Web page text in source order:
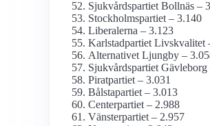
Sjukvårdspartiet Bollnäs –
Stockholmspartiet – 3.140
Liberalerna – 3.123
Karlstadpartiet Livskvalitet
Alternativet Ljungby –
Sjukvårds­partiet
Piratpartiet – 3.031
Bålstapartiet – 3.013
Centerpartiet – 2.988
Vänsterpartiet – 2.957